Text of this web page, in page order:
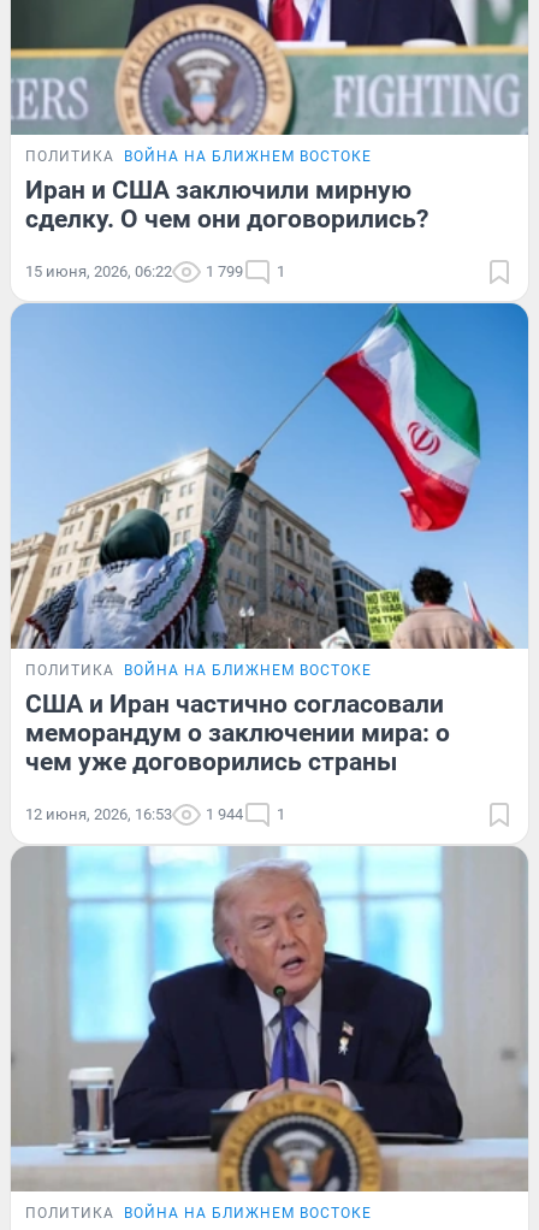
ПОЛИТИКА ВОЙНА НА БЛИЖНЕМ ВОСТОКЕ
Иран и США заключили мирную
сделку. О чем они договорились?
15 июня, 2026, 06:22 1 799 1
ПОЛИТИКА ВОЙНА НА БЛИЖНЕМ ВОСТОКЕ
США и Иран частично согласовали
меморандум о заключении мира: о
чем уже договорились страны
12 июня, 2026, 16:53 1 944 1
ПОЛИТИКА ВОЙНА НА БЛИЖНЕМ ВОСТОКЕ